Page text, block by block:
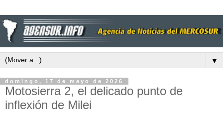
▼
domingo, 17 de mayo de 2026
Motosierra 2, el delicado punto de
inflexión de Milei